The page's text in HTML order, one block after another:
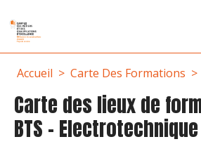
Fil d'Ariane
Accueil Carte Des Formations
Carte des lieux de
BTS - Electrotechnique